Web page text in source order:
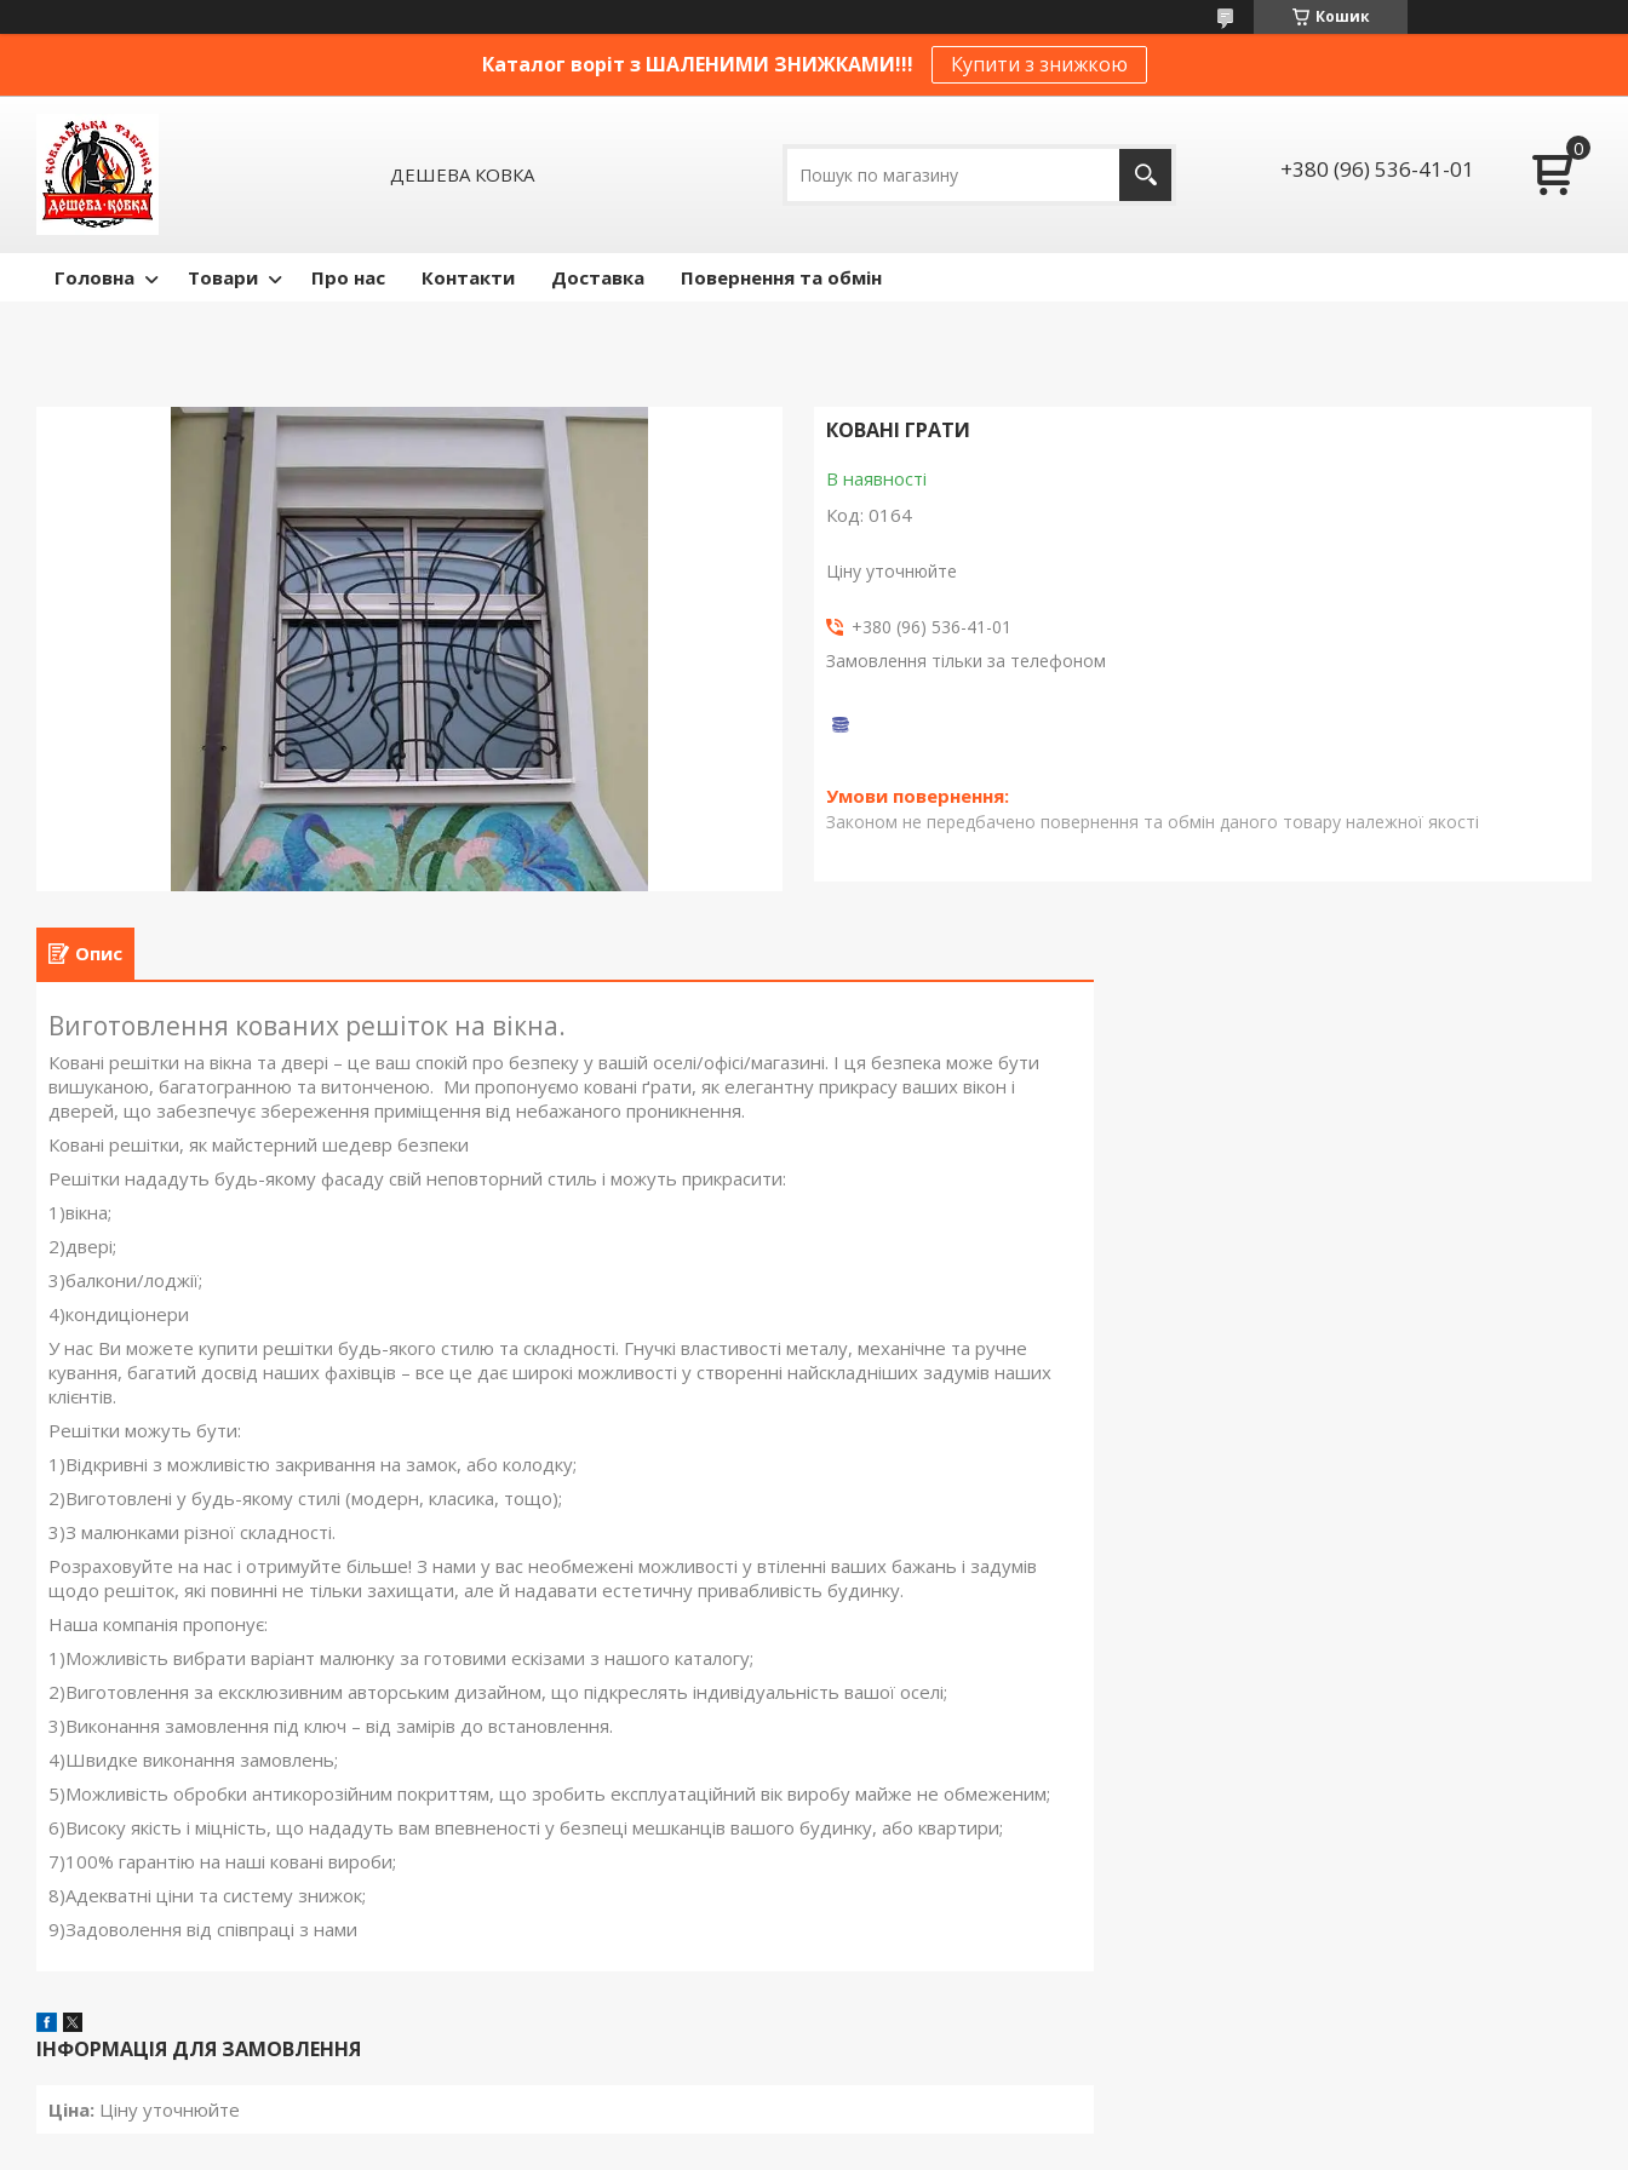
Кошик
Каталог воріт з ШАЛЕНИМИ ЗНИЖКАМИ!!! Купити з знижкою
ДЕШЕВА КОВКА +380 (96) 536-41-01
Головна Товари Про нас Контакти Доставка Повернення та обмін
КОВАНІ ГРАТИ
В наявності
Код: 0164
Ціну уточнюйте
+380 (96) 536-41-01
Замовлення тільки за телефоном
Законом не передбачено повернення та обмін даного товару належної якості
Опис
Виготовлення кованих решіток на вікна.
Ковані решітки на вікна та двері – це ваш спокій про безпеку у вашій оселі/офісі/магазині. І ця безпека може бути
вишуканою, багатогранною та витонченою. Ми пропонуємо ковані ґрати, як елегантну прикрасу ваших вікон і
дверей, що забезпечує збереження приміщення від небажаного проникнення.
Ковані решітки, як майстерний шедевр безпеки
Решітки нададуть будь-якому фасаду свій неповторний стиль і можуть прикрасити:
1)вікна;
2)двері;
3)балкони/лоджії;
4)кондиціонери
У нас Ви можете купити решітки будь-якого стилю та складності. Гнучкі властивості металу, механічне та ручне
кування, багатий досвід наших фахівців – все це дає широкі можливості у створенні найскладніших задумів наших
клієнтів.
Решітки можуть бути:
1)Відкривні з можливістю закривання на замок, або колодку;
2)Виготовлені у будь-якому стилі (модерн, класика, тощо);
3)З малюнками різної складності.
Розраховуйте на нас і отримуйте більше! З нами у вас необмежені можливості у втіленні ваших бажань і задумів
щодо решіток, які повинні не тільки захищати, але й надавати естетичну привабливість будинку.
Наша компанія пропонує:
1)Можливість вибрати варіант малюнку за готовими ескізами з нашого каталогу;
2)Виготовлення за ексклюзивним авторським дизайном, що підкреслять індивідуальність вашої оселі;
3)Виконання замовлення під ключ – від замірів до встановлення.
4)Швидке виконання замовлень;
5)Можливість обробки антикорозійним покриттям, що зробить експлуатаційний вік виробу майже не обмеженим;
6)Високу якість і міцність, що нададуть вам впевненості у безпеці мешканців вашого будинку, або квартири;
7)100% гарантію на наші ковані вироби;
8)Адекватні ціни та систему знижок;
9)Задоволення від співпраці з нами
ІНФОРМАЦІЯ ДЛЯ ЗАМОВЛЕННЯ
Ціна: Ціну уточнюйте